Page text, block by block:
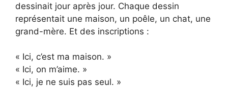
dessinait jour après jour. Chaque dessin
représentait une maison, un poêle, un chat, une
grand-mère. Et des inscriptions :
« Ici, c’est ma maison. »
« Ici, on m’aime. »
« Ici, je ne suis pas seul. »